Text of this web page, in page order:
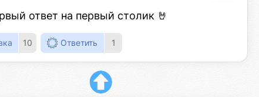
ответ на первый столик 🤘
10 Ответить 1